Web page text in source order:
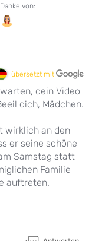
Danke von:
übersetzt mit
dein Video
dich, Mädchen.
wirklich an den
er seine schöne
Samstag statt
Familie
auftreten.